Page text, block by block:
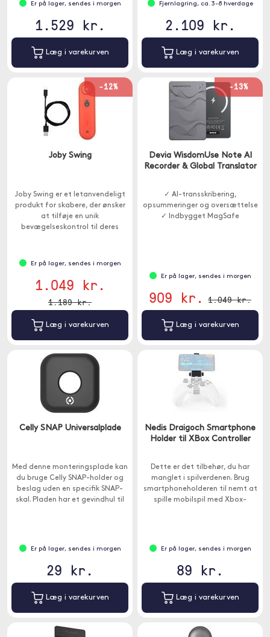
Er på lager, sendes i morgen
1.529 kr.
Læg i varekurven
Fjernlagring, ca. 3-8 hverdage
2.109 kr.
Læg i varekurven
-12%
Joby Swing
Joby Swing er et letanvendeligt
produkt for skabere, der ønsker
at tilføje en unik
bevægelseskontrol til deres
Er på lager, sendes i morgen
1.049 kr.
1.189 kr.
Læg i varekurven
-13%
Devia WisdomUse Note AI
Recorder & Global Translator
✓ AI-transskribering,
opsummeringer og oversættelse
✓ Indbygget MagSafe
Er på lager, sendes i morgen
909 kr. 1.049 kr.
Læg i varekurven
Celly SNAP Universalplade
Med denne monteringsplade kan
du bruge Celly SNAP-holder og
beslag uden en specifik SNAP-
skal. Pladen har et gevindhul til
Er på lager, sendes i morgen
29 kr.
Læg i varekurven
Nedis Draigoch Smartphone
Holder til XBox Controller
Dette er det tilbehør, du har
manglet i spilverdenen. Brug
smartphoneholderen til nemt at
spille mobilspil med Xbox-
Er på lager, sendes i morgen
89 kr.
Læg i varekurven